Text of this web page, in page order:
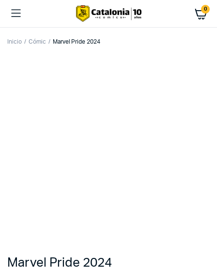
0
Inicio Cómic Marvel Pride 2024
Marvel Pride 2024